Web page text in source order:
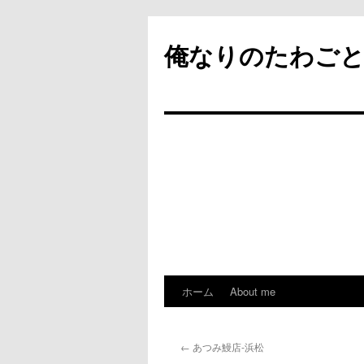
俺なりのたわごと
テ
ホーム About me
← あつみ鰻店-浜松